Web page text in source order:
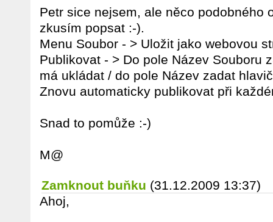
Petr sice nejsem, ale něco podobného
zkusím popsat :-).
Menu Soubor - > Uložit jako webovou
Publikovat - > Do pole Název Souboru
má ukládat / do pole Název zadat
Znovu automaticky publikovat při
Snad to pomůže :-)
M@
Zamknout buňku (31.12.2009 13:37)
Ahoj,